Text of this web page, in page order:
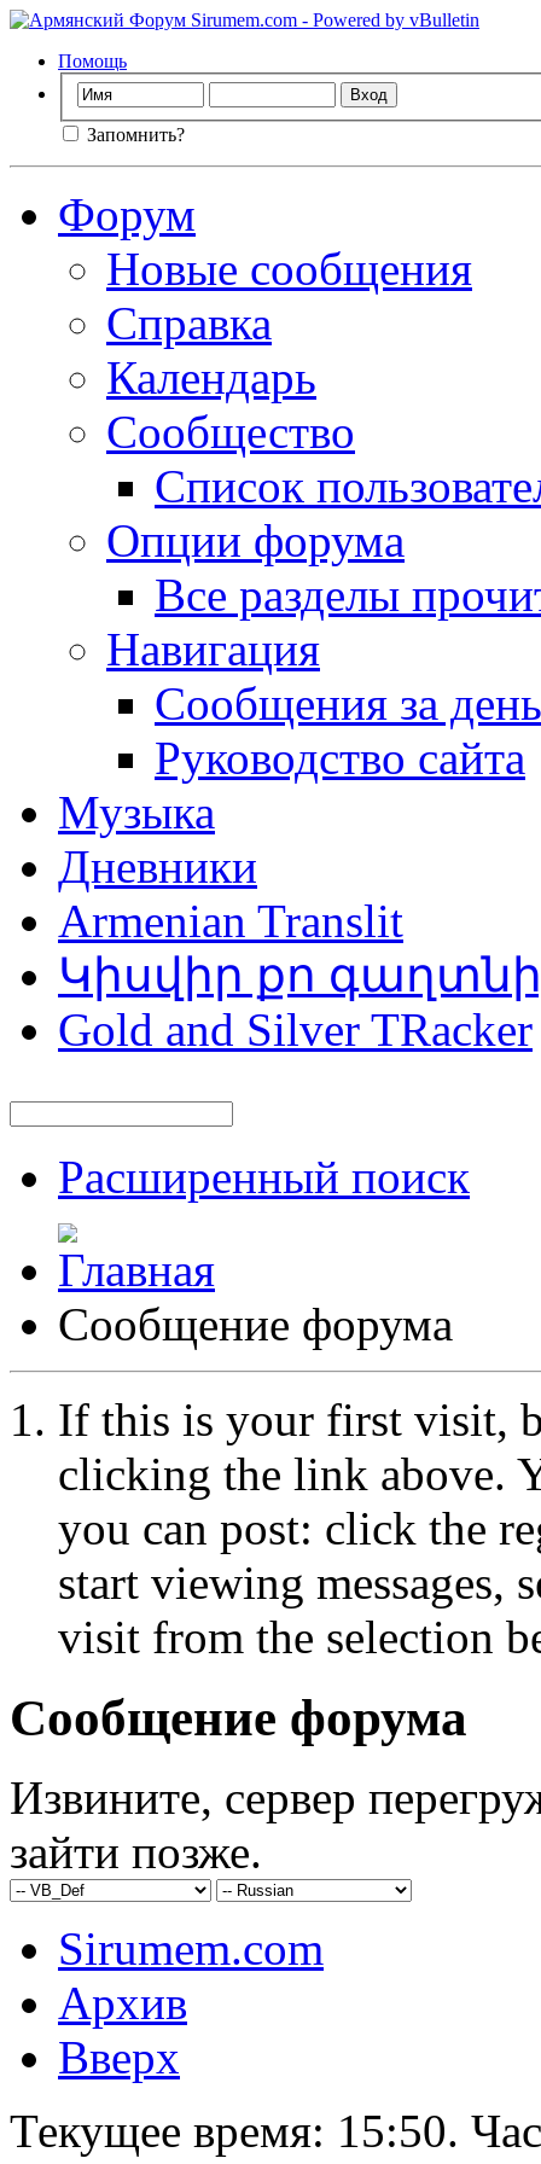
Помощь
Запомнить?
Форум
Новые сообщения
Справка
Календарь
Сообщество
Список
Опции форума
Все разделы
Навигация
Сообщения за день
Руководство сайта
Музыка
Дневники
Armenian Translit
Կիսվիր քո
Gold and Silver TRacker
Расширенный поиск
Сообщение форума
If this is your first visit,
clicking the link above.
you can post: click the
start viewing messages,
visit from the selection
Сообщение форума
Извините, сервер
зайти позже.
Sirumem.com
Архив
Вверх
Текущее время: 15:50.